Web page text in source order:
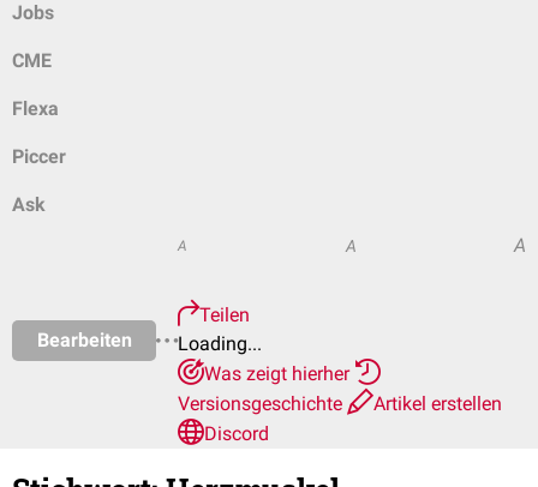
Jobs
CME
Flexa
Piccer
Ask
Bearbeiten
A A A
Teilen
Loading...
Was zeigt hierher
Versionsgeschichte
Artikel erstellen
Discord